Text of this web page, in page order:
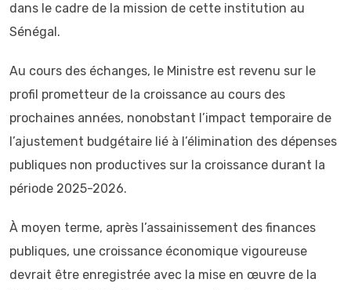
dans le cadre de la mission de cette institution au
Sénégal.
Au cours des échanges, le Ministre est revenu sur le
profil prometteur de la croissance au cours des
prochaines années, nonobstant l’impact temporaire de
l’ajustement budgétaire lié à l’élimination des dépenses
publiques non productives sur la croissance durant la
période 2025-2026.
À moyen terme, après l’assainissement des finances
publiques, une croissance économique vigoureuse
devrait être enregistrée avec la mise en œuvre de la